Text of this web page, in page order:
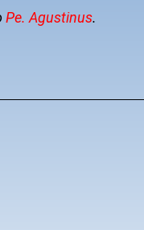
Pe. Agustinus.